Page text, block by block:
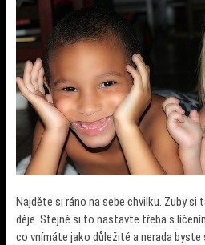
Najděte si ráno na sebe chvilku. Zuby
děje. Stejně si to nastavte třeba s
co vnímáte jako důležité a nerada byste